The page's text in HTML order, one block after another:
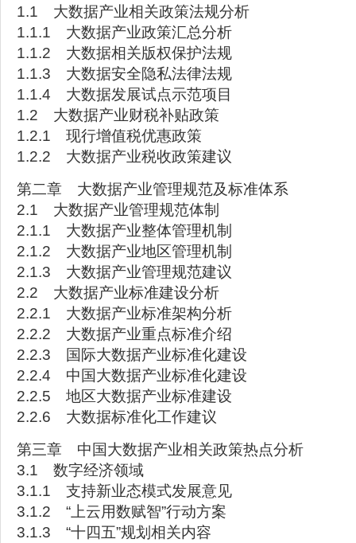
1.1 大数据产业相关政策法规分析
1.1.1 大数据产业政策汇总分析
1.1.2 大数据相关版权保护法规
1.1.3 大数据安全隐私法律法规
1.1.4 大数据发展试点示范项目
1.2 大数据产业财税补贴政策
1.2.1 现行增值税优惠政策
1.2.2 大数据产业税收政策建议
第二章 大数据产业管理规范及标准体系
2.1 大数据产业管理规范体制
2.1.1 大数据产业整体管理机制
2.1.2 大数据产业地区管理机制
2.1.3 大数据产业管理规范建议
2.2 大数据产业标准建设分析
2.2.1 大数据产业标准架构分析
2.2.2 大数据产业重点标准介绍
2.2.3 国际大数据产业标准化建设
2.2.4 中国大数据产业标准化建设
2.2.5 地区大数据产业标准建设
2.2.6 大数据标准化工作建议
第三章 中国大数据产业相关政策热点分析
3.1 数字经济领域
3.1.1 支持新业态模式发展意见
3.1.2 “上云用数赋智”行动方案
3.1.3 “十四五”规划相关内容